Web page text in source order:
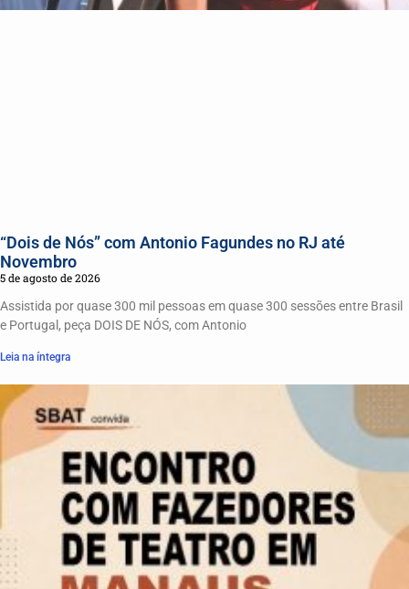
“Dois de Nós” com Antonio Fagundes no RJ até
Novembro
5 de agosto de 2026
Assistida por quase 300 mil pessoas em quase 300 sessões entre Brasil
e Portugal, peça DOIS DE NÓS, com Antonio
Leia na íntegra